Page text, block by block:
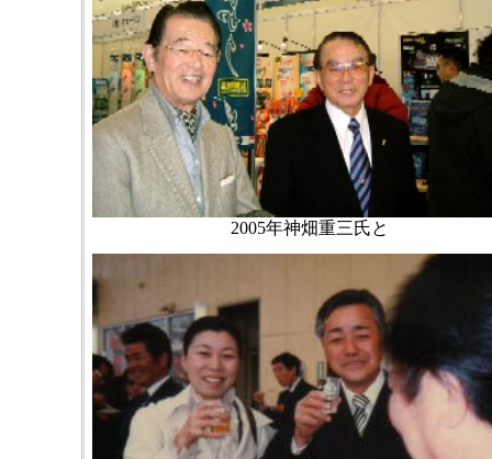
2005年神畑重三氏と